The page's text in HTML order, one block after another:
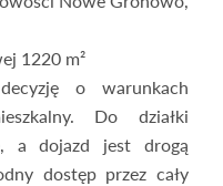
1220 m²
o warunkach
Do działki
a dojazd jest drogą
dostęp przez cały